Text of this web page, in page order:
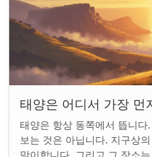
태양은 어디서 가장 먼
태양은 항상 동쪽에서 뜹니
보는 것은 아닙니다. 지구상